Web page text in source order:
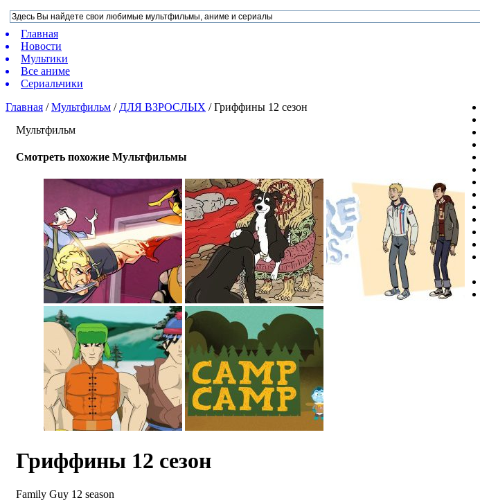
Главная
Новости
Мультики
Все аниме
Сериальчики
Главная /Мультфильм / ДЛЯ ВЗРОСЛЫХ /Гриффины 12 сезон
Мультфильм
Смотреть похожие Мультфильмы
Гриффины 12 сезон
Family Guy 12 season